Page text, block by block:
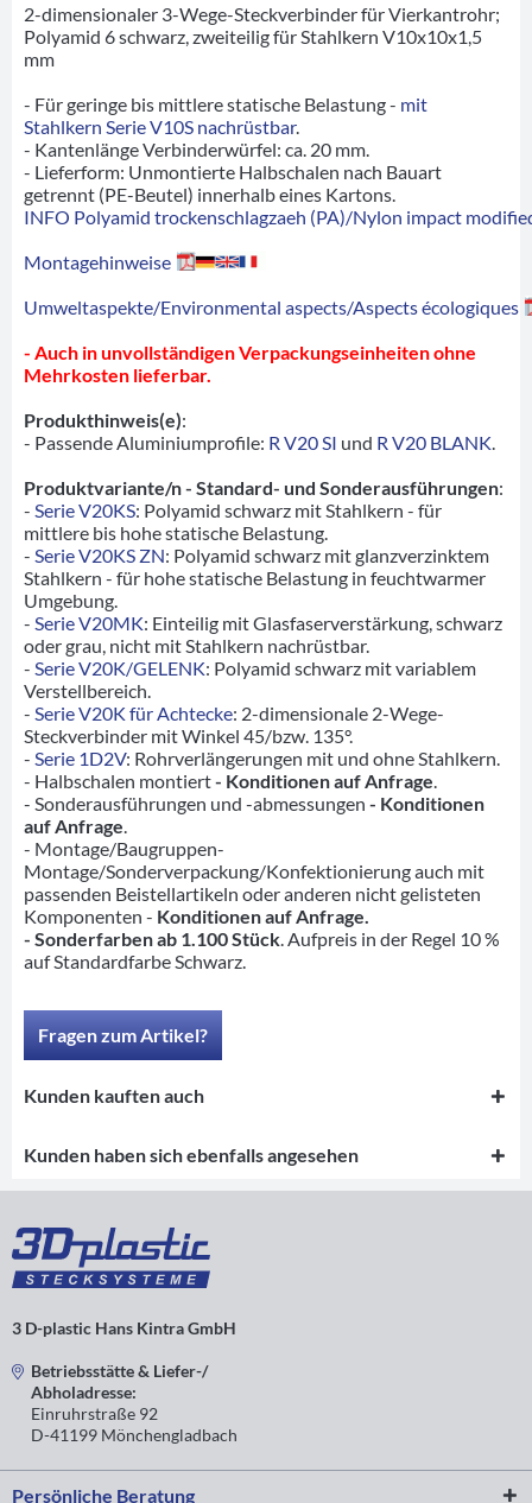
2-dimensionaler 3-Wege-Steckverbinder für Vierkantrohr;
Polyamid 6 schwarz, zweiteilig für Stahlkern V10x10x1,5
mm
- Für geringe bis mittlere statische Belastung - mit
Stahlkern Serie V10S nachrüstbar.
- Kantenlänge Verbinderwürfel: ca. 20 mm.
- Lieferform: Unmontierte Halbschalen nach Bauart
getrennt (PE-Beutel) innerhalb eines Kartons.
INFO Polyamid trockenschlagzaeh (PA)/Nylon impact
Montagehinweise
Umweltaspekte/Environmental aspects/Aspects écologiques
- Auch in unvollständigen Verpackungseinheiten ohne
Mehrkosten lieferbar.
Produkthinweis(e):
- Passende Aluminiumprofile: R V20 SI und R V20 BLANK
Produktvariante/n - Standard- und Sonderausführungen:
- Serie V20KS: Polyamid schwarz mit Stahlkern - für
mittlere bis hohe statische Belastung.
- Serie V20KS ZN: Polyamid schwarz mit glanzverzinktem
Stahlkern - für hohe statische Belastung in feuchtwarmer
Umgebung.
- Serie V20MK: Einteilig mit Glasfaserverstärkung, schwarz
oder grau, nicht mit Stahlkern nachrüstbar.
- Serie V20K/GELENK: Polyamid schwarz mit variablem
Verstellbereich.
- Serie V20K für Achtecke: 2-dimensionale 2-Wege-
Steckverbinder mit Winkel 45/bzw. 135°.
- Serie 1D2V: Rohrverlängerungen mit und ohne Stahlkern.
- Halbschalen montiert- Konditionen auf Anfrage
- Sonderausführungen und -abmessungen - Konditionen
auf Anfrage
- Montage/Baugruppen-
Montage/Sonderverpackung/Konfektionierung auch mit
passenden Beistellartikeln oder anderen nicht gelisteten
Komponenten - Konditionen auf Anfrage.
- Sonderfarben ab 1.100 Stück . Aufpreis in der Regel 10 %
auf Standardfarbe Schwarz.
Fragen zum Artikel?
Kunden kauften auch
Kunden haben sich ebenfalls angesehen
3 D-plastic Hans Kintra GmbH
Betriebsstätte & Liefer-/
Abholadresse:
Einruhrstraße 92
D-41199 Mönchengladbach
Persönliche Beratung